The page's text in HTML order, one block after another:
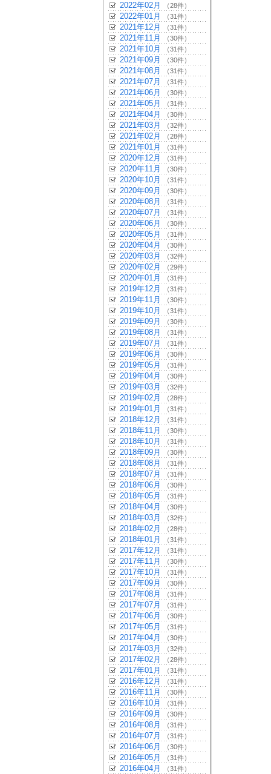
2022年02月 （28件）
2022年01月 （31件）
2021年12月 （31件）
2021年11月 （30件）
2021年10月 （31件）
2021年09月 （30件）
2021年08月 （31件）
2021年07月 （31件）
2021年06月 （30件）
2021年05月 （31件）
2021年04月 （30件）
2021年03月 （32件）
2021年02月 （28件）
2021年01月 （31件）
2020年12月 （31件）
2020年11月 （30件）
2020年10月 （31件）
2020年09月 （30件）
2020年08月 （31件）
2020年07月 （31件）
2020年06月 （30件）
2020年05月 （31件）
2020年04月 （30件）
2020年03月 （32件）
2020年02月 （29件）
2020年01月 （31件）
2019年12月 （31件）
2019年11月 （30件）
2019年10月 （31件）
2019年09月 （30件）
2019年08月 （31件）
2019年07月 （31件）
2019年06月 （30件）
2019年05月 （31件）
2019年04月 （30件）
2019年03月 （32件）
2019年02月 （28件）
2019年01月 （31件）
2018年12月 （31件）
2018年11月 （30件）
2018年10月 （31件）
2018年09月 （30件）
2018年08月 （31件）
2018年07月 （31件）
2018年06月 （30件）
2018年05月 （31件）
2018年04月 （30件）
2018年03月 （32件）
2018年02月 （28件）
2018年01月 （31件）
2017年12月 （31件）
2017年11月 （30件）
2017年10月 （31件）
2017年09月 （30件）
2017年08月 （31件）
2017年07月 （31件）
2017年06月 （30件）
2017年05月 （31件）
2017年04月 （30件）
2017年03月 （32件）
2017年02月 （28件）
2017年01月 （31件）
2016年12月 （31件）
2016年11月 （30件）
2016年10月 （31件）
2016年09月 （30件）
2016年08月 （31件）
2016年07月 （31件）
2016年06月 （30件）
2016年05月 （31件）
2016年04月 （31件）